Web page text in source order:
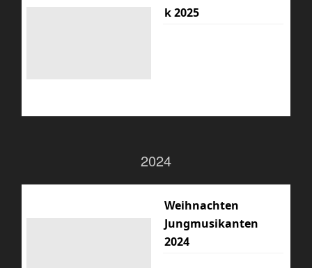
k 2025
2024
Weihnachten
Jungmusikanten
2024